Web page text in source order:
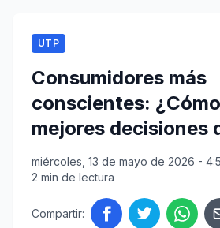
UTP
Consumidores más
conscientes:
mejores decisiones
miércoles, 13 de mayo de 2026 -
2 min de lectura
Compartir: